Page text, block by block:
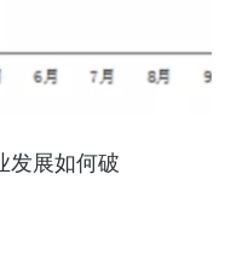
发展如何破